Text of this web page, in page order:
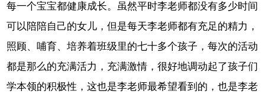
每一个宝宝都健康成长。虽然平时李老师都没有多少时间
可以陪陪自己的女儿，但是每天李老师都有充足的精力，
照顾、哺育、培养着班级里的七十多个孩子，每次的活动
都是那么的充满活力，充满激情，很好地调动起了孩子们
学本领的积极性，这也是李老师最希望看到的，也是李老